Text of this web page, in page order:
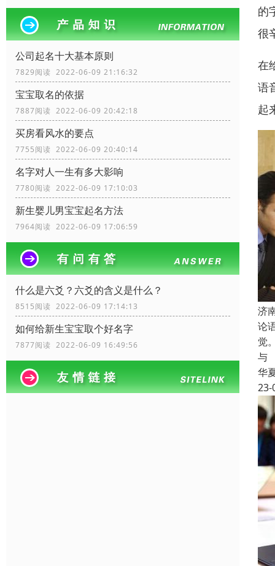
公司起名十大基本原则
7829阅读 2022-06-09 21:16:32
宝宝取名的依据
7887阅读 2022-06-09 20:42:18
买房看风水的要点
7755阅读 2022-06-09 20:40:14
名字对人一生有多大影响
7780阅读 2022-06-09 17:10:03
新生婴儿男宝宝起名方法
7964阅读 2022-06-09 17:06:59
什么是六爻？六爻的含义是什么？
8515阅读 2022-06-09 17:14:13
如何给新生宝宝取个好名字
7877阅读 2022-06-09 16:49:56
的
很
在
语
起
济
论
觉
与
华
23-